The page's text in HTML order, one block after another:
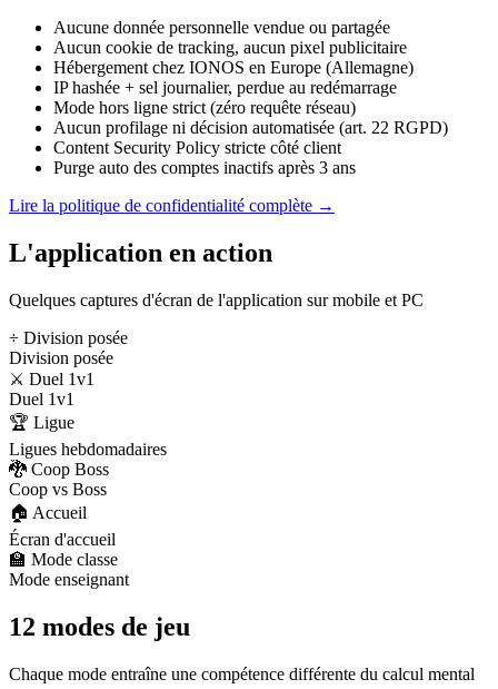
Aucune donnée personnelle vendue ou partagée
Aucun cookie de tracking, aucun pixel publicitaire
Hébergement chez IONOS en Europe (Allemagne)
IP hashée + sel journalier, perdue au redémarrage
Mode hors ligne strict (zéro requête réseau)
Aucun profilage ni décision automatisée (art. 22 RGPD)
Content Security Policy stricte côté client
Purge auto des comptes inactifs après 3 ans
Lire la politique de confidentialité complète →
L'application en action
Quelques captures d'écran de l'application sur mobile et PC
÷ Division posée
Division posée
⚔️ Duel 1v1
Duel 1v1
🏆 Ligue
Ligues hebdomadaires
🐉 Coop Boss
Coop vs Boss
🏠 Accueil
Écran d'accueil
🏫 Mode classe
Mode enseignant
12 modes de jeu
Chaque mode entraîne une compétence différente du calcul mental